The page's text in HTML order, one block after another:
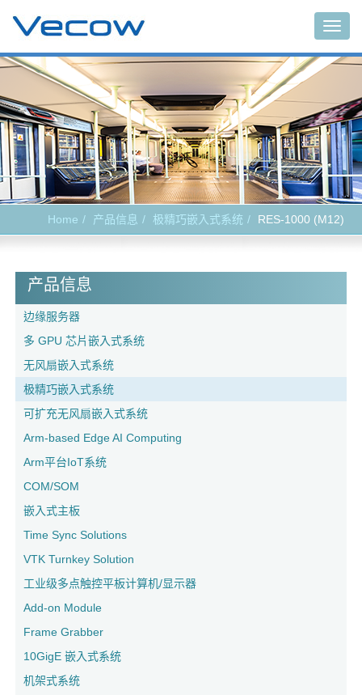
Home 产品信息 极精巧嵌入式系统 RES-1000 (M12)
产品信息
边缘服务器
多 GPU 芯片嵌入式系统
无风扇嵌入式系统
极精巧嵌入式系统
可扩充无风扇嵌入式系统
Arm-based Edge AI Computing
Arm平台IoT系统
COM/SOM
嵌入式主板
Time Sync Solutions
VTK Turnkey Solution
工业级多点触控平板计算机/显示器
Add-on Module
Frame Grabber
10GigE 嵌入式系统
机架式系统